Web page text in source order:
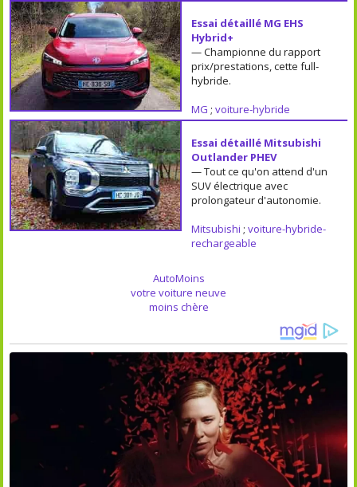
Essai détaillé MG EHS
Hybrid+
— Championne du rapport
prix/prestations, cette full-
hybride.
MG ; voiture-hybride
Essai détaillé Mitsubishi
Outlander PHEV
— Tout ce qu'on attend d'un
SUV électrique avec
prolongateur d'autonomie.
Mitsubishi ; voiture-hybride-
rechargeable
AutoMoins
votre voiture neuve
moins chère